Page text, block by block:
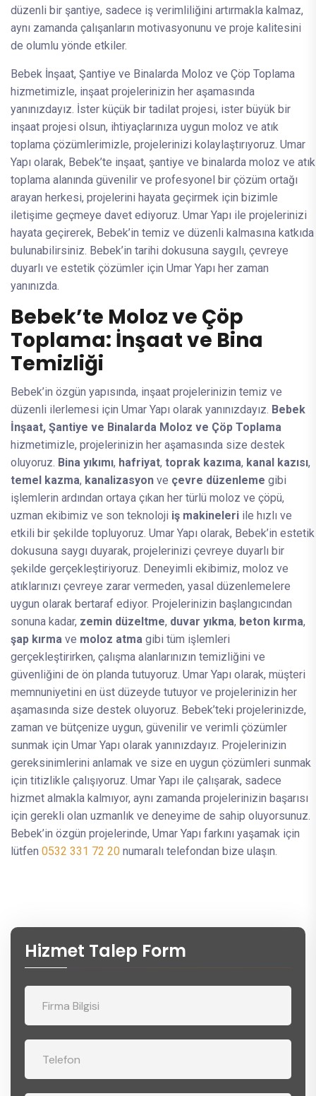
düzenli bir şantiye, sadece iş verimliliğini artırmakla kalmaz,
aynı zamanda çalışanların motivasyonunu ve proje kalitesini
de olumlu yönde etkiler.
Bebek İnşaat, Şantiye ve Binalarda Moloz ve Çöp Toplama
hizmetimizle, inşaat projelerinizin her aşamasında
yanınızdayız. İster küçük bir tadilat projesi, ister büyük bir
inşaat projesi olsun, ihtiyaçlarınıza uygun moloz ve atık
toplama çözümlerimizle, projelerinizi kolaylaştırıyoruz. Umar
Yapı olarak, Bebek’te inşaat, şantiye ve binalarda moloz ve atık
toplama alanında güvenilir ve profesyonel bir çözüm ortağı
arayan herkesi, projelerini hayata geçirmek için bizimle
iletişime geçmeye davet ediyoruz. Umar Yapı ile projelerinizi
hayata geçirerek, Bebek’in temiz ve düzenli kalmasına katkıda
bulunabilirsiniz. Bebek’in tarihi dokusuna saygılı, çevreye
duyarlı ve estetik çözümler için Umar Yapı her zaman
yanınızda.
Bebek’te Moloz ve Çöp
Toplama: İnşaat ve Bina
Temizliği
Bebek’in özgün yapısında, inşaat projelerinizin temiz ve
düzenli ilerlemesi için Umar Yapı olarak yanınızdayız. Bebek
İnşaat, Şantiye ve Binalarda Moloz ve Çöp Toplama
hizmetimizle, projelerinizin her aşamasında size destek
oluyoruz. Bina yıkımı, hafriyat, toprak kazıma, kanal kazısı,
temel kazma, kanalizasyon ve çevre düzenleme gibi
işlemlerin ardından ortaya çıkan her türlü moloz ve çöpü,
uzman ekibimiz ve son teknoloji iş makineleri ile hızlı ve
etkili bir şekilde topluyoruz. Umar Yapı olarak, Bebek’in estetik
dokusuna saygı duyarak, projelerinizi çevreye duyarlı bir
şekilde gerçekleştiriyoruz. Deneyimli ekibimiz, moloz ve
atıklarınızı çevreye zarar vermeden, yasal düzenlemelere
uygun olarak bertaraf ediyor. Projelerinizin başlangıcından
sonuna kadar, zemin düzeltme, duvar yıkma, beton kırma,
şap kırma ve moloz atma gibi tüm işlemleri
gerçekleştirirken, çalışma alanlarınızın temizliğini ve
güvenliğini de ön planda tutuyoruz. Umar Yapı olarak, müşteri
memnuniyetini en üst düzeyde tutuyor ve projelerinizin her
aşamasında size destek oluyoruz. Bebek’teki projelerinizde,
zaman ve bütçenize uygun, güvenilir ve verimli çözümler
sunmak için Umar Yapı olarak yanınızdayız. Projelerinizin
gereksinimlerini anlamak ve size en uygun çözümleri sunmak
için titizlikle çalışıyoruz. Umar Yapı ile çalışarak, sadece
hizmet almakla kalmıyor, aynı zamanda projelerinizin başarısı
için gerekli olan uzmanlık ve deneyime de sahip oluyorsunuz.
Bebek’in özgün projelerinde, Umar Yapı farkını yaşamak için
lütfen 0532 331 72 20 numaralı telefondan bize ulaşın.
Hizmet Talep Form